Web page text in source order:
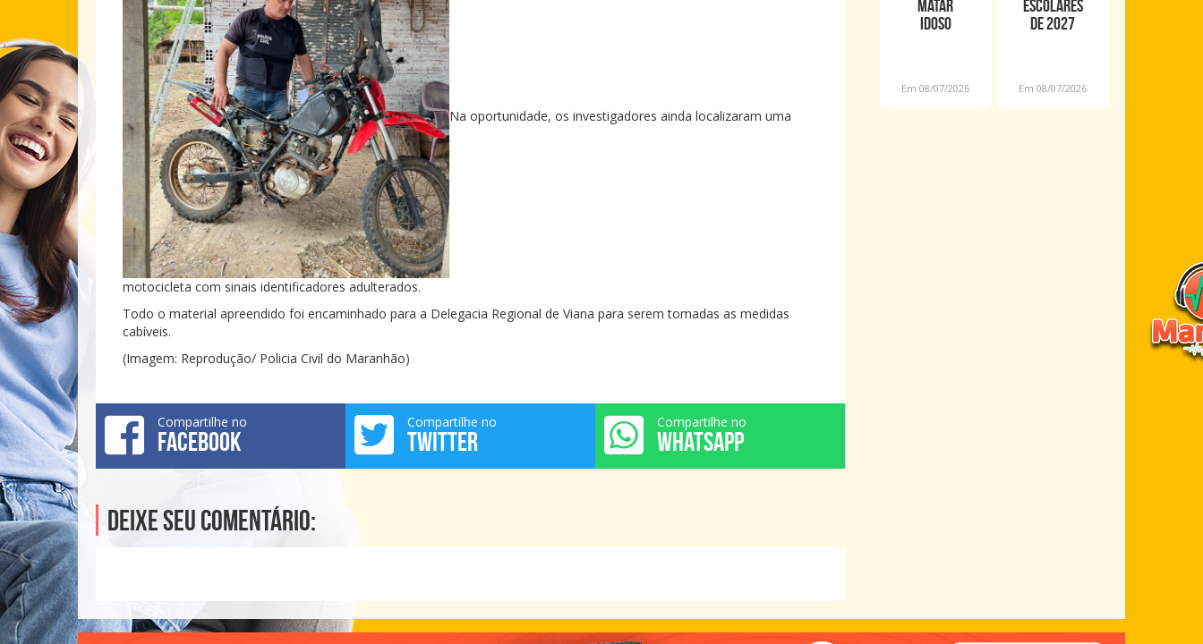
Na oportunidade, os investigadores ainda localizaram uma
motocicleta com sinais identificadores adulterados.
Todo o material apreendido foi encaminhado para a Delegacia Regional de Viana para serem tomadas as medidas
cabíveis.
(Imagem: Reprodução/ Policia Civil do Maranhão)
Compartilhe no
FACEBOOK
Compartilhe no
TWITTER
Compartilhe no
WHATSAPP
Deixe seu comentário:
matar
idoso
Araioses
Em 08/07/2026
escolares
de 2027
causa da
Copa
Em 08/07/2026